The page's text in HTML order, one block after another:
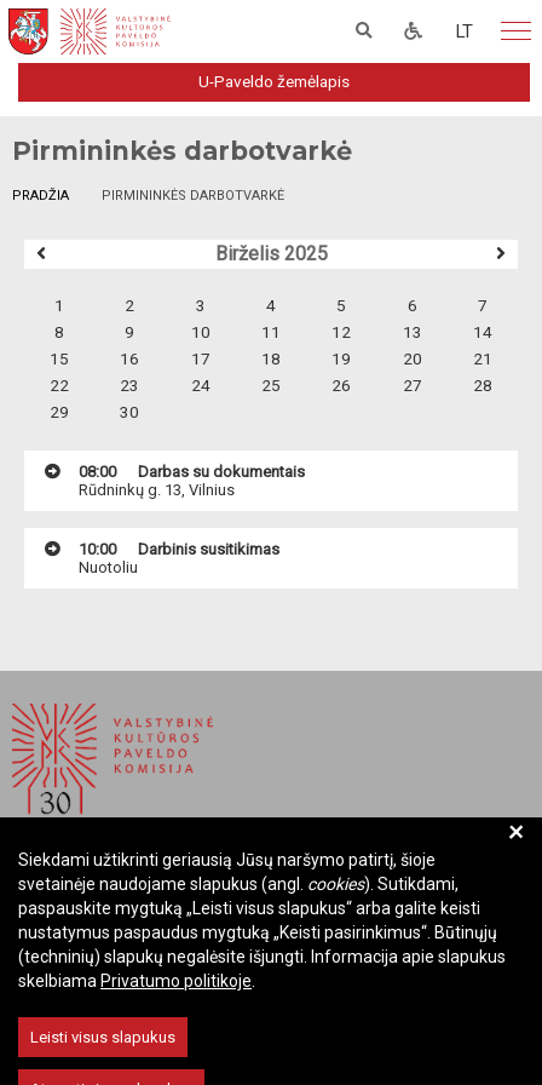
LT
U-Paveldo žemėlapis
Pirmininkės darbotvarkė
PRADŽIA PIRMININKĖS DARBOTVARKĖ
Birželis 2025
1 2 3 4 5 6
7
8
9 10 11 12 13
14
15
16 17 18 19 20
21
22
23 24 25 26 27
28
29
30
08:00
Darbas su dokumentais
Rūdninkų g. 13, Vilnius
10:00
Darbinis susitikimas
Nuotoliu
BIUDŽETINĖ ĮSTAIGA LIETUVOS RESPUBLIKOS
VALSTYBINĖ KULTŪROS PAVELDO KOMISIJA
Įmonės kodas: Juridinių asmenų registre 288700520
Adresas: Rūdninkų g. 13, 01135 Vilnius
El. paštas: komisija@vkpk.lt
BENDRAUKIME
+
Siekdami užtikrinti geriausią Jūsų naršymo patirtį, šioje
svetainėje naudojame slapukus (angl. cookies). Sutikdami,
paspauskite mygtuką „Leisti visus slapukus“ arba galite keisti
nustatymus paspaudus mygtuką „Keisti pasirinkimus“. Būtinųjų
(techninių) slapukų negalėsite išjungti. Informacija apie slapukus
skelbiama Privatumo politikoje
Leisti visus slapukus